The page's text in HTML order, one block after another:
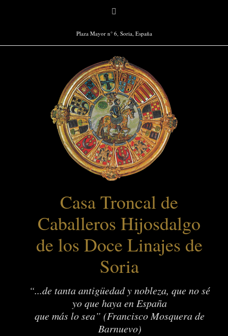
Plaza Mayor n° 6, Soria, España
Casa Troncal de
Caballeros Hijosdalgo
de los Doce Linajes de
Soria
“...de tanta antigüedad y nobleza, que no sé
yo que haya en España
que más lo sea” (Francisco Mosquera de
Barnuevo)